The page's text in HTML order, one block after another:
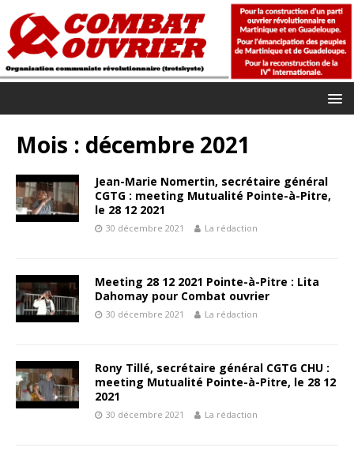
Mois : décembre 2021
Jean-Marie Nomertin, secrétaire général
CGTG : meeting Mutualité Pointe-à-Pitre,
le 28 12 2021
30 décembre 2021 La rédaction
Meeting 28 12 2021 Pointe-à-Pitre : Lita
Dahomay pour Combat ouvrier
30 décembre 2021 La rédaction
Rony Tillé, secrétaire général CGTG CHU :
meeting Mutualité Pointe-à-Pitre, le 28 12
2021
30 décembre 2021 La rédaction